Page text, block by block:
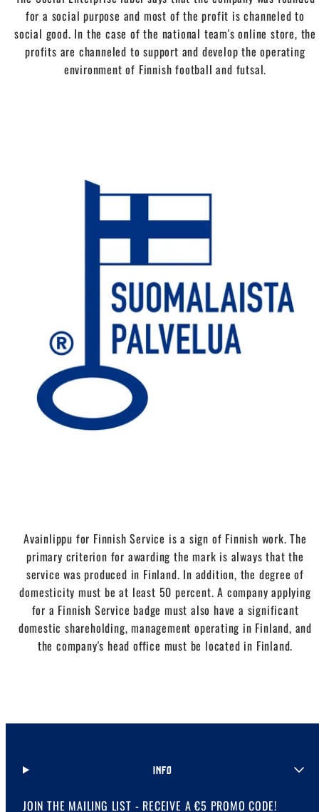
for a social purpose and most of the profit is channeled to
social good. In the case of the national team's online store, the
profits are channeled to support and develop the operating
environment of Finnish football and futsal.
Avainlippu for Finnish Service is a sign of Finnish work. The
primary criterion for awarding the mark is always that the
service was produced in Finland. In addition, the degree of
domesticity must be at least 50 percent. A company applying
for a Finnish Service badge must also have a significant
domestic shareholding, management operating in Finland, and
the company's head office must be located in Finland.
INFO
JOIN THE MAILING LIST - RECEIVE A €5 PROMO CODE!